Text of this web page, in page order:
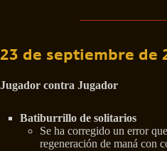
23 de septiembre de
Jugador contra Jugador
Batiburrillo de solitarios
Se ha corregido un error
regeneración de maná con